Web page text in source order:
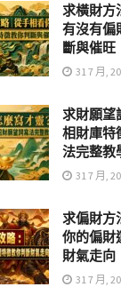
求橫財方
有沒有偏
斷與催旺
31 7 月,
求財願望
相財庫特
法完整教
31 7 月,
求偏財方
你的偏財
財氣走向
31 7 月,